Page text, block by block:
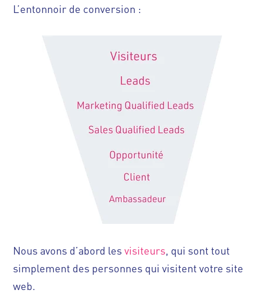
L’entonnoir de conversion :
Nous avons d’abord les visiteurs, qui sont tout
simplement des personnes qui visitent votre site
web.